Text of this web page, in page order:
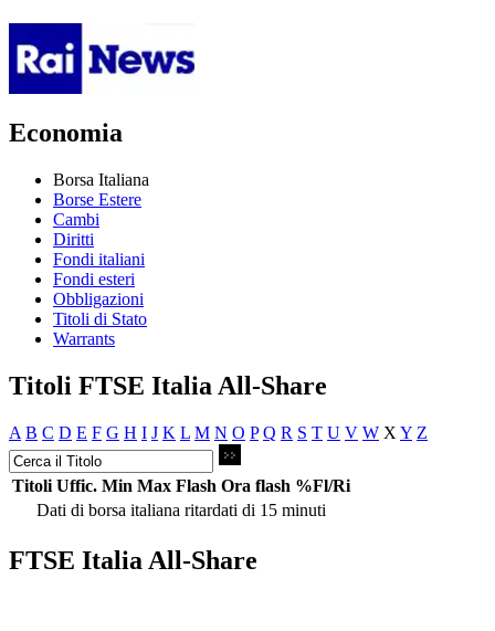
Economia
Borsa Italiana
Borse Estere
Cambi
Diritti
Fondi italiani
Fondi esteri
Obbligazioni
Titoli di Stato
Warrants
Titoli FTSE Italia All-Share
A B C D E F G H I J K L M N O P Q R S T U V W X Y Z
Titoli Uffic. Min Max Flash Ora flash %Fl/Ri
Dati di borsa italiana ritardati di 15 minuti
FTSE Italia All-Share